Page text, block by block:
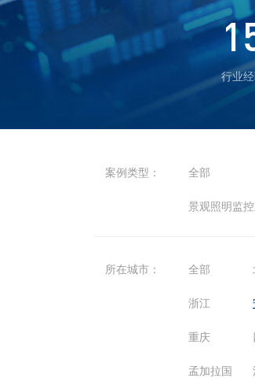
行业
案例类型： 全部
景观照明监
所在城市： 全部
浙江
重庆
孟加拉国